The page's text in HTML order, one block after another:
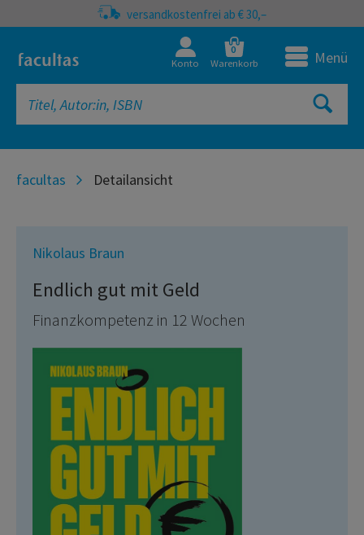
versandkostenfrei ab € 30,–
Konto
0
Warenkorb Menü
facultas Detailansicht
Nikolaus Braun
Endlich gut mit Geld
Finanzkompetenz in 12 Wochen